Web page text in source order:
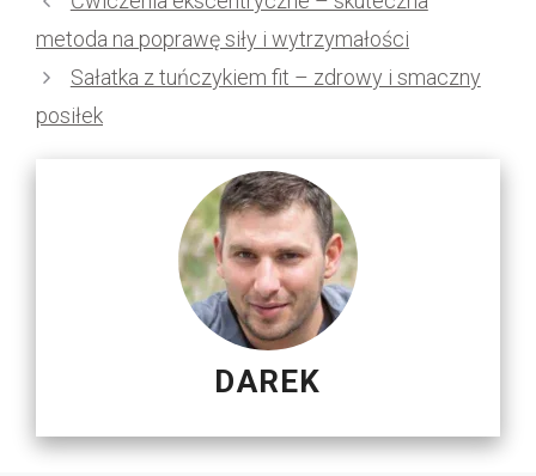
metoda na poprawę siły i wytrzymałości
Sałatka z tuńczykiem fit – zdrowy i smaczny
posiłek
DAREK